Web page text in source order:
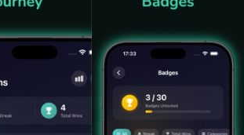
빈틈을 찾고, 일관된 날들을 축하하세요.
속기록 이정표, 카테고리 숙달, 특별 성
는 축하의 순간. 카테고리 인사이
나는지 확인. 월간 통계가 승리를 생활